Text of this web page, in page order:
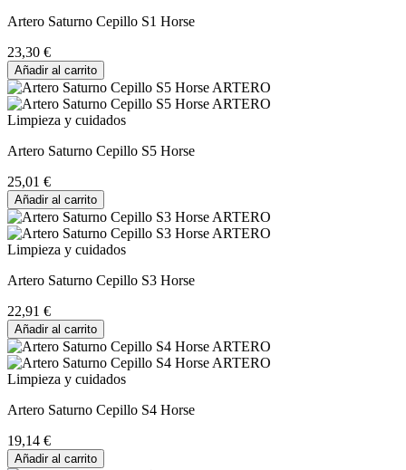
Artero Saturno Cepillo S1 Horse
23,30 €
Añadir al carrito
Limpieza y cuidados
Artero Saturno Cepillo S5 Horse
25,01 €
Añadir al carrito
Limpieza y cuidados
Artero Saturno Cepillo S3 Horse
22,91 €
Añadir al carrito
Limpieza y cuidados
Artero Saturno Cepillo S4 Horse
19,14 €
Añadir al carrito